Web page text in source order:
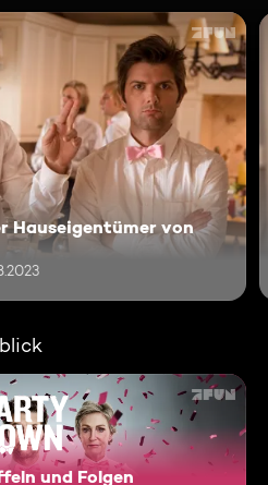
Hauseigentümer von
und Folgen